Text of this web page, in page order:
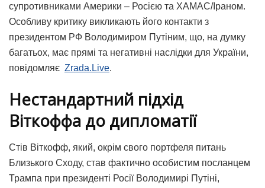
супротивниками Америки – Росією та ХАМАС/Іраном.
Особливу критику викликають його контакти з
президентом РФ Володимиром Путіним, що, на думку
багатьох, має прямі та негативні наслідки для України,
повідомляє Zrada.Live.
Нестандартний підхід
Віткоффа до дипломатії
Стів Віткофф, який, окрім свого портфеля питань
Близького Сходу, став фактично особистим посланцем
Трампа при президенті Росії Володимирі Путіні,